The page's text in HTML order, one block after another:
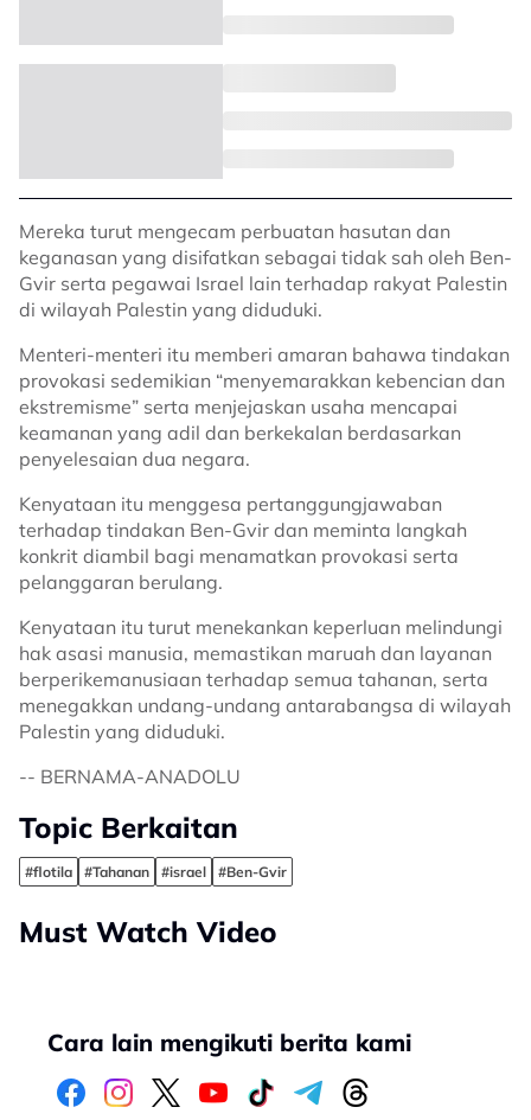
Mereka turut mengecam perbuatan hasutan dan
keganasan yang disifatkan sebagai tidak sah oleh Ben-
Gvir serta pegawai Israel lain terhadap rakyat Palestin
di wilayah Palestin yang diduduki.
Menteri-menteri itu memberi amaran bahawa tindakan
provokasi sedemikian “menyemarakkan kebencian dan
ekstremisme” serta menjejaskan usaha mencapai
keamanan yang adil dan berkekalan berdasarkan
penyelesaian dua negara.
Kenyataan itu menggesa pertanggungjawaban
terhadap tindakan Ben-Gvir dan meminta langkah
konkrit diambil bagi menamatkan provokasi serta
pelanggaran berulang.
Kenyataan itu turut menekankan keperluan melindungi
hak asasi manusia, memastikan maruah dan layanan
berperikemanusiaan terhadap semua tahanan, serta
menegakkan undang-undang antarabangsa di wilayah
Palestin yang diduduki.
-- BERNAMA-ANADOLU
Topic Berkaitan
#flotila #Tahanan #israel #Ben-Gvir
Must Watch Video
Cara lain mengikuti berita kami